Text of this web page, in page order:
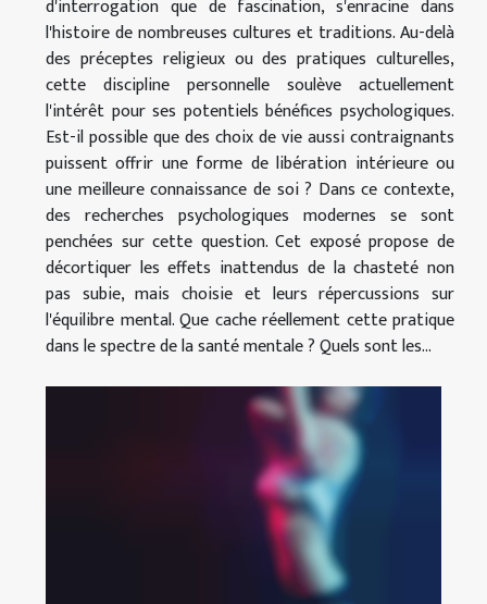
d'interrogation que de fascination, s'enracine dans
l'histoire de nombreuses cultures et traditions. Au-delà
des préceptes religieux ou des pratiques culturelles,
cette discipline personnelle soulève actuellement
l'intérêt pour ses potentiels bénéfices psychologiques.
Est-il possible que des choix de vie aussi contraignants
puissent offrir une forme de libération intérieure ou
une meilleure connaissance de soi ? Dans ce contexte,
des recherches psychologiques modernes se sont
penchées sur cette question. Cet exposé propose de
décortiquer les effets inattendus de la chasteté non
pas subie, mais choisie et leurs répercussions sur
l'équilibre mental. Que cache réellement cette pratique
dans le spectre de la santé mentale ? Quels sont les...